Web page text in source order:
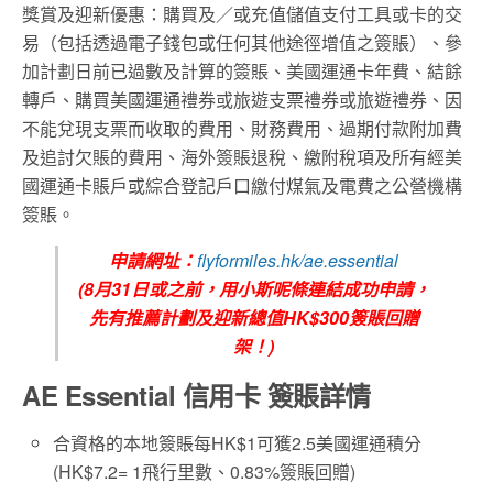
獎賞及迎新優惠：購買及／或充值儲值支付工具或卡的交
易（包括透過電子錢包或任何其他途徑增值之簽賬）、參
加計劃日前已過數及計算的簽賬、美國運通卡年費、結餘
轉戶、購買美國運通禮券或旅遊支票禮券或旅遊禮券、因
不能兌現支票而收取的費用、財務費用、過期付款附加費
及追討欠賬的費用、海外簽賬退稅、繳附稅項及所有經美
國運通卡賬戶或綜合登記戶口繳付煤氣及電費之公營機構
簽賬。
申請網址：flyformiles.hk/ae.essential
(8月31日或之前，用小斯呢條連結成功申請，
先有推薦計劃及迎新總值HK$300簽賬回贈
架！)
AE Essential 信用卡 簽賬詳情
合資格的本地簽賬每HK$1可獲2.5美國運通積分
(HK$7.2= 1飛行里數、0.83%簽賬回贈)